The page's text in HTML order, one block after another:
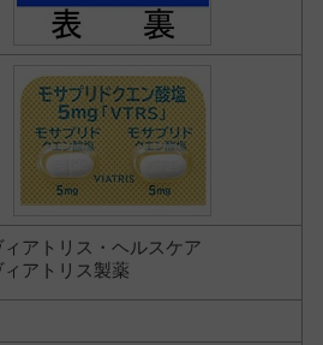
ィアトリス・ヘルスケア
ィアトリス製薬